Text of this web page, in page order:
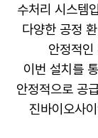
수처리 시스템
다양한 공정
안정적
이번 설치를
안정적으로 공
진바이오사